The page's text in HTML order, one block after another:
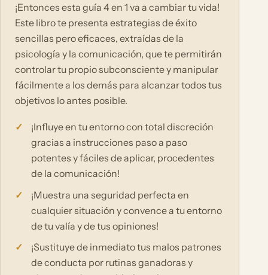
¡Entonces esta guía 4 en 1 va a cambiar tu vida!
Este libro te presenta estrategias de éxito
sencillas pero eficaces, extraídas de la
psicología y la comunicación, que te permitirán
controlar tu propio subconsciente y manipular
fácilmente a los demás para alcanzar todos tus
objetivos lo antes posible.
¡Influye en tu entorno con total discreción
gracias a instrucciones paso a paso
potentes y fáciles de aplicar, procedentes
de la comunicación!
¡Muestra una seguridad perfecta en
cualquier situación y convence a tu entorno
de tu valía y de tus opiniones!
¡Sustituye de inmediato tus malos patrones
de conducta por rutinas ganadoras y